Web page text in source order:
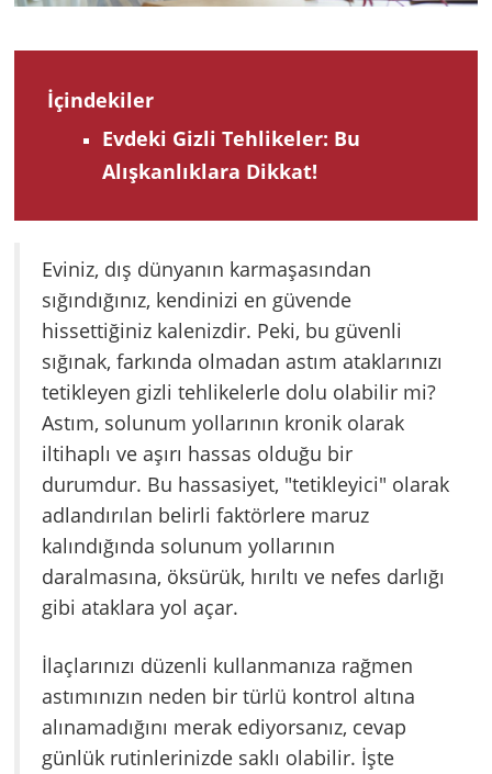
İçindekiler
Evdeki Gizli Tehlikeler: Bu
Alışkanlıklara Dikkat!
Eviniz, dış dünyanın karmaşasından
sığındığınız, kendinizi en güvende
hissettiğiniz kalenizdir. Peki, bu güvenli
sığınak, farkında olmadan astım ataklarınızı
tetikleyen gizli tehlikelerle dolu olabilir mi?
Astım, solunum yollarının kronik olarak
iltihaplı ve aşırı hassas olduğu bir
durumdur. Bu hassasiyet, "tetikleyici" olarak
adlandırılan belirli faktörlere maruz
kalındığında solunum yollarının
daralmasına, öksürük, hırıltı ve nefes darlığı
gibi ataklara yol açar.
İlaçlarınızı düzenli kullanmanıza rağmen
astımınızın neden bir türlü kontrol altına
alınamadığını merak ediyorsanız, cevap
günlük rutinlerinizde saklı olabilir. İşte